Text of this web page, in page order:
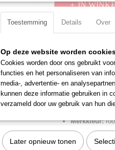
IN
Productcode
EAN code
Productcode
Netto gewicht
Bruto gewicht
Afmetingen (l,b,h)
Omschrijving
Vlakke steekhulzen
AWG:20 - 18
Merkkleur:
Dimensies:
Materiaal:
Toestemming Details Over
Op deze website worden
Cookies worden door ons gebruikt
functies en het personaliseren van
media-, advertentie- en
kunnen deze informatie gebruiken in
verzameld door uw gebruik van hun
Later opnieuw tonen